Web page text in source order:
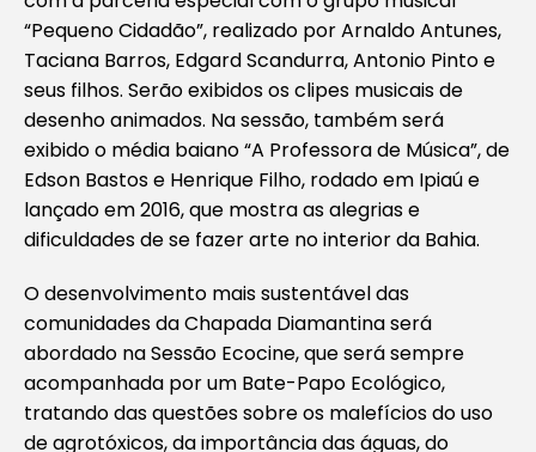
“Pequeno Cidadão”, realizado por Arnaldo Antunes,
Taciana Barros, Edgard Scandurra, Antonio Pinto e
seus filhos. Serão exibidos os clipes musicais de
desenho animados. Na sessão, também será
exibido o média baiano “A Professora de Música”, de
Edson Bastos e Henrique Filho, rodado em Ipiaú e
lançado em 2016, que mostra as alegrias e
dificuldades de se fazer arte no interior da Bahia.
O desenvolvimento mais sustentável das
comunidades da Chapada Diamantina será
abordado naSessão Ecocine, que será sempre
acompanhada por um Bate-Papo Ecológico,
tratando das questões sobre os malefícios do uso
de agrotóxicos, da importância das águas, do